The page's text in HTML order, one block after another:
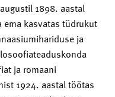
1898. aastal
ema kasvatas tüdrukut
ja
ja romaani
1924. aastal töötas